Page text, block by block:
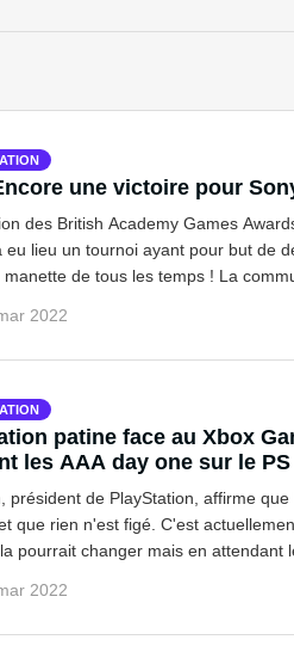
une victoire pour
des British Academy Games
eu lieu un tournoi ayant pour but de
manette de tous les temps ! La
2022
patine face au Xbox
les AAA day one sur le
président de PlayStation, affirme
que rien n'est figé. C'est
pourrait changer mais en attendant
2022